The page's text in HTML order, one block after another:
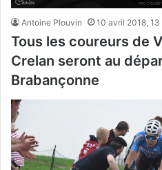
Antoine Plouvin 10 avril 2018, 13
Tous les coureurs de
Crelan seront au
Brabançonne